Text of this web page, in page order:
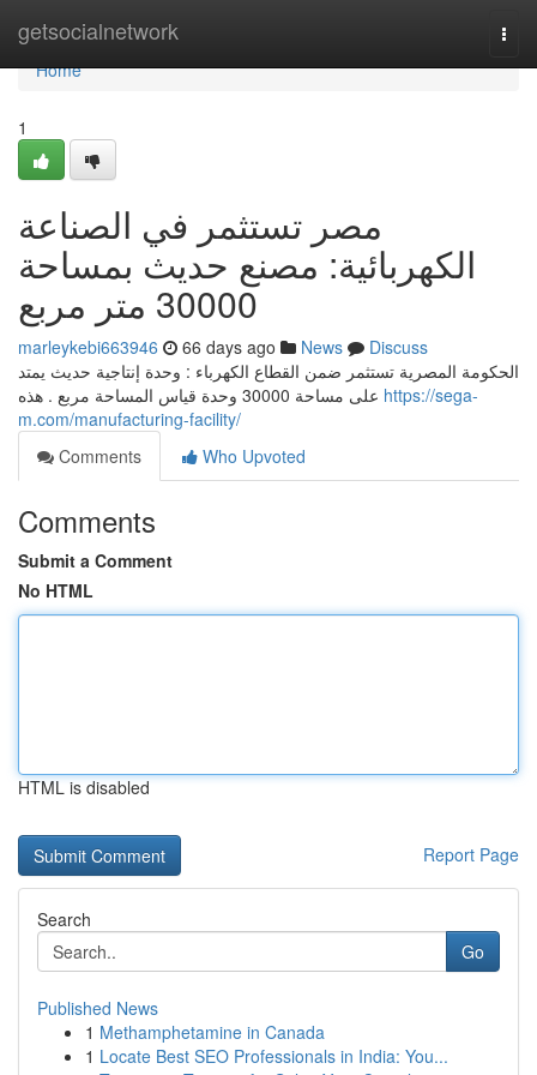
getsocialnetwork
Home
Home
1
مصر تستثمر في الصناعة
الكهربائية: مصنع حديث بمساحة
30000 متر مربع
marleykebi663946 66 days ago News
Discuss
الحكومة المصرية تستثمر ضمن القطاع الكهرباء : وحدة إنتاجية حديث يمتد
https://sega-
m.com/manufacturing-facility/
Comments
Who Upvoted
Comments
Submit a Comment
No HTML
HTML is disabled
Report Page
Search
Go
Published News
1 Methamphetamine in Canada
1 Locate Best SEO Professionals in India: You...